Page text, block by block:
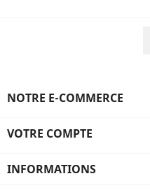
NOTRE E-COMMERCE
VOTRE COMPTE
INFORMATIONS